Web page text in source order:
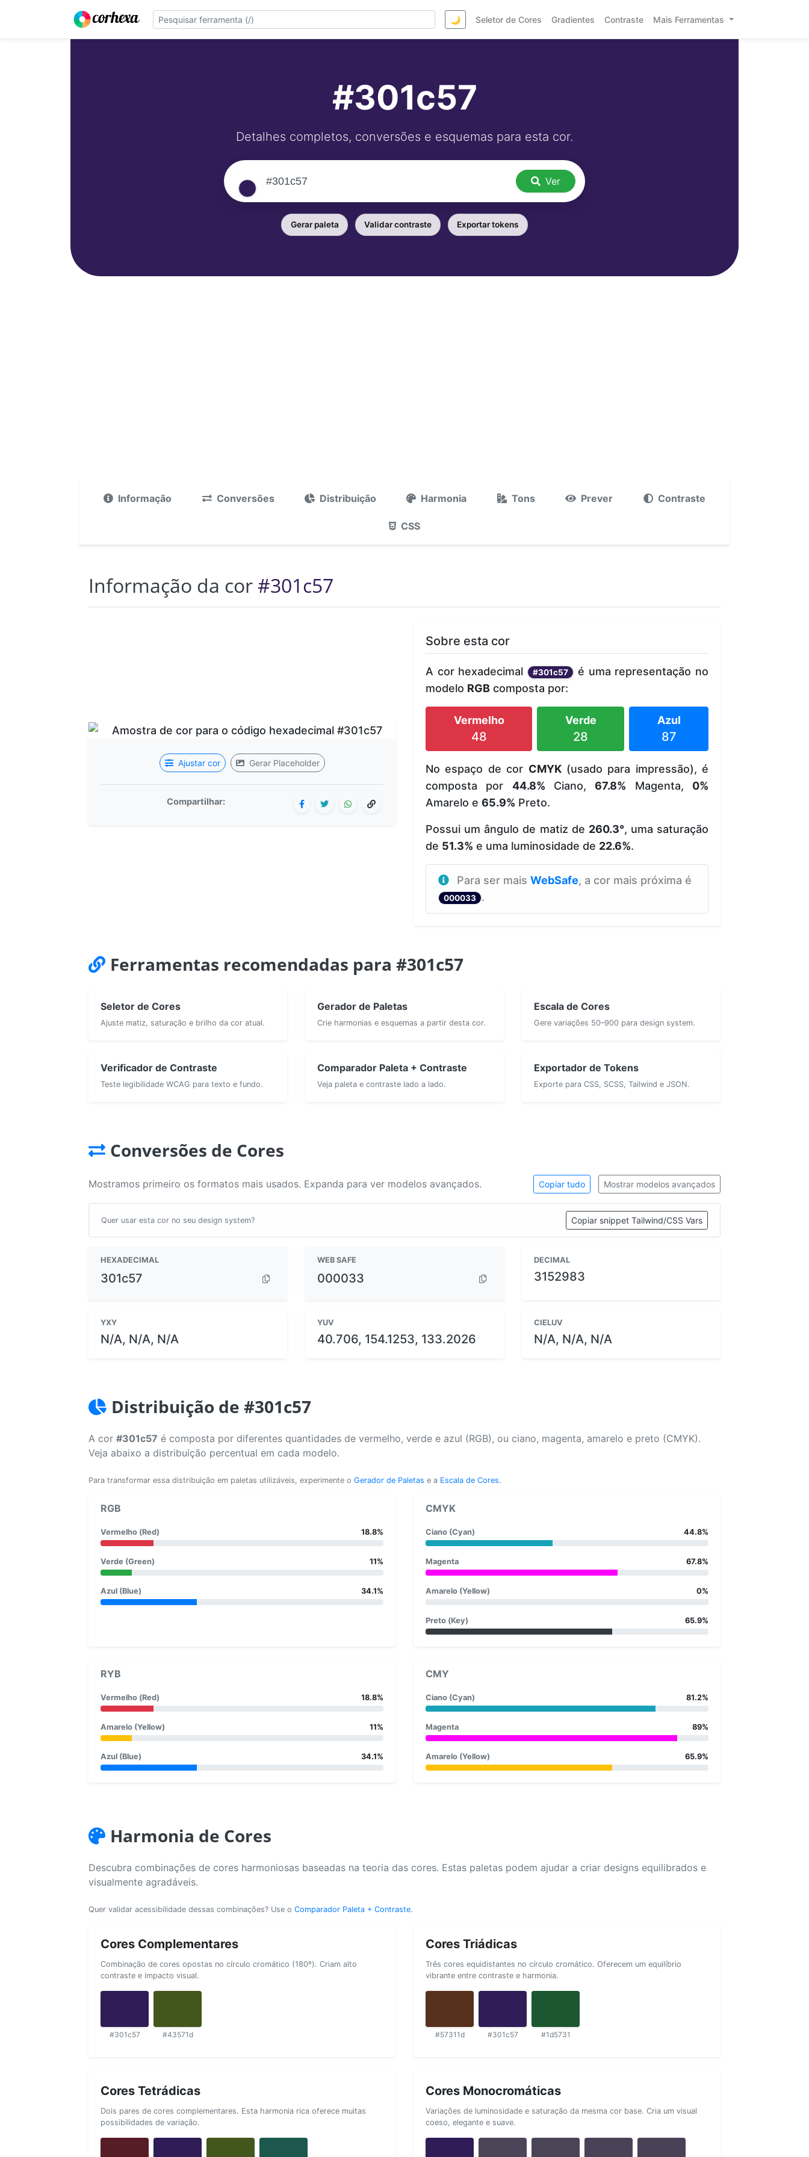
🌙 Seletor de Cores Gradientes Contraste Mais Ferramentas
#301c57
Detalhes completos, conversões e esquemas para esta cor.
Ver
Gerar paleta Validar contraste Exportar tokens
Informação Conversões Distribuição Harmonia Tons Prever Contraste
CSS
Informação da cor#301c57
Ajustar cor Gerar Placeholder
Compartilhar:
Sobre esta cor
A cor hexadecimal #301c57
é uma representação no
modelo RGB composta por:
Vermelho
48
Verde
28
Azul
87
No espaço de cor CMYK(usado para impressão), é
composta por 44.8% Ciano,67.8% Magenta, 0%
Amarelo e 65.9% Preto.
Possui um ângulo de matiz de 260.3°, uma saturação
de 51.3% e uma luminosidade de 22.6%.
Para ser mais WebSafe, a cor mais próxima é
000033 .
Ferramentas recomendadas para #301c57
Seletor de Cores
Ajuste matiz, saturação e brilho da cor atual.
Gerador de Paletas
Crie harmonias e esquemas a partir desta cor.
Escala de Cores
Gere variações 50–900 para design system.
Verificador de Contraste
Teste legibilidade WCAG para texto e fundo.
Comparador Paleta + Contraste
Veja paleta e contraste lado a lado.
Exportador de Tokens
Exporte para CSS, SCSS, Tailwind e JSON.
Conversões de Cores
Mostramos primeiro os formatos mais usados. Expanda para ver modelos avançados. Copiar tudo Mostrar modelos avançados
Quer usar esta cor no seu design system? Copiar snippet Tailwind/CSS Vars
HEXADECIMAL
301c57
WEB SAFE
000033
DECIMAL
3152983
YXY
N/A, N/A, N/A
YUV
40.706, 154.1253, 133.2026
CIELUV
N/A, N/A, N/A
Distribuição de #301c57
A cor #301c57 é composta por diferentes quantidades de vermelho, verde e azul (RGB), ou ciano, magenta, amarelo e preto (CMYK).
Veja abaixo a distribuição percentual em cada modelo.
Para transformar essa distribuição em paletas utilizáveis, experimente o Gerador de Paletas e a Escala de Cores.
RGB
Vermelho (Red) 18.8%
Verde (Green) 11%
Azul (Blue) 34.1%
CMYK
Ciano (Cyan) 44.8%
Magenta 67.8%
Amarelo (Yellow) 0%
Preto (Key) 65.9%
RYB
Vermelho (Red) 18.8%
Amarelo (Yellow) 11%
Azul (Blue) 34.1%
CMY
Ciano (Cyan) 81.2%
Magenta 89%
Amarelo (Yellow) 65.9%
Harmonia de Cores
Descubra combinações de cores harmoniosas baseadas na teoria das cores. Estas paletas podem ajudar a criar designs equilibrados e
visualmente agradáveis.
Quer validar acessibilidade dessas combinações? Use o Comparador Paleta + Contraste.
Cores Complementares
Combinação de cores opostas no círculo cromático (180º). Criam alto
contraste e impacto visual.
#301c57 #43571d
Cores Triádicas
Três cores equidistantes no círculo cromático. Oferecem um equilíbrio
vibrante entre contraste e harmonia.
#57311d #301c57 #1d5731
Cores Tetrádicas
Dois pares de cores complementares. Esta harmonia rica oferece muitas
possibilidades de variação.
Cores Monocromáticas
Variações de luminosidade e saturação da mesma cor base. Cria um visual
coeso, elegante e suave.